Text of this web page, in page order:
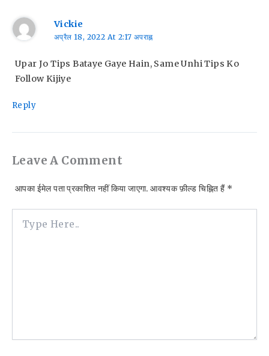
Vickie
अप्रैल 18, 2022 At 2:17 अपराह्न
Upar Jo Tips Bataye Gaye Hain, Same Unhi Tips Ko
Follow Kijiye
Reply
Leave A Comment
आपका ईमेल पता प्रकाशित नहीं किया जाएगा. आवश्यक फ़ील्ड चिह्नित हैं *
Here..